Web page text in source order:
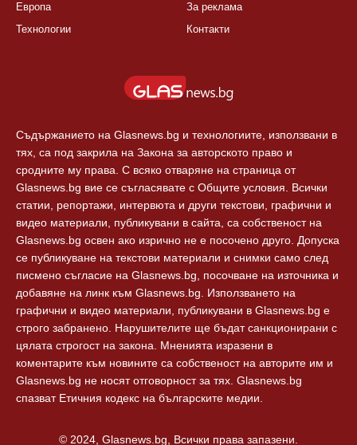
Европа
Технологии
За реклама
Контакти
Съдържанието на Glasnews.bg и технологиите, използвани в
тях, са под закрила на Закона за авторското право и
сродните му права. С всяко отваряне на страница от
Glasnews.bg вие се съгласявате с Общите условия. Всички
статии, репортажи, интервюта и други текстови, графични и
видео материали, публикувани в сайта, са собственост на
Glasnews.bg освен ако изрично не е посочено друго. Допуска
се публикуване на текстови материали и снимки само след
писмено съгласие на Glasnews.bg, посочване на източника и
добавяне на линк към Glasnews.bg. Използването на
графични и видео материали, публикувани в Glasnews.bg е
строго забранено. Нарушителите ще бъдат санкционирани с
цялата строгост на закона. Мненията изразени в
коментарите към новините са собственост на авторите им и
Glasnews.bg не носят отговорност за тях. Glasnews.bg
спазват Етичния кодекс на българските медии.
© 2024, Glasnews.bg, Всички права запазени.